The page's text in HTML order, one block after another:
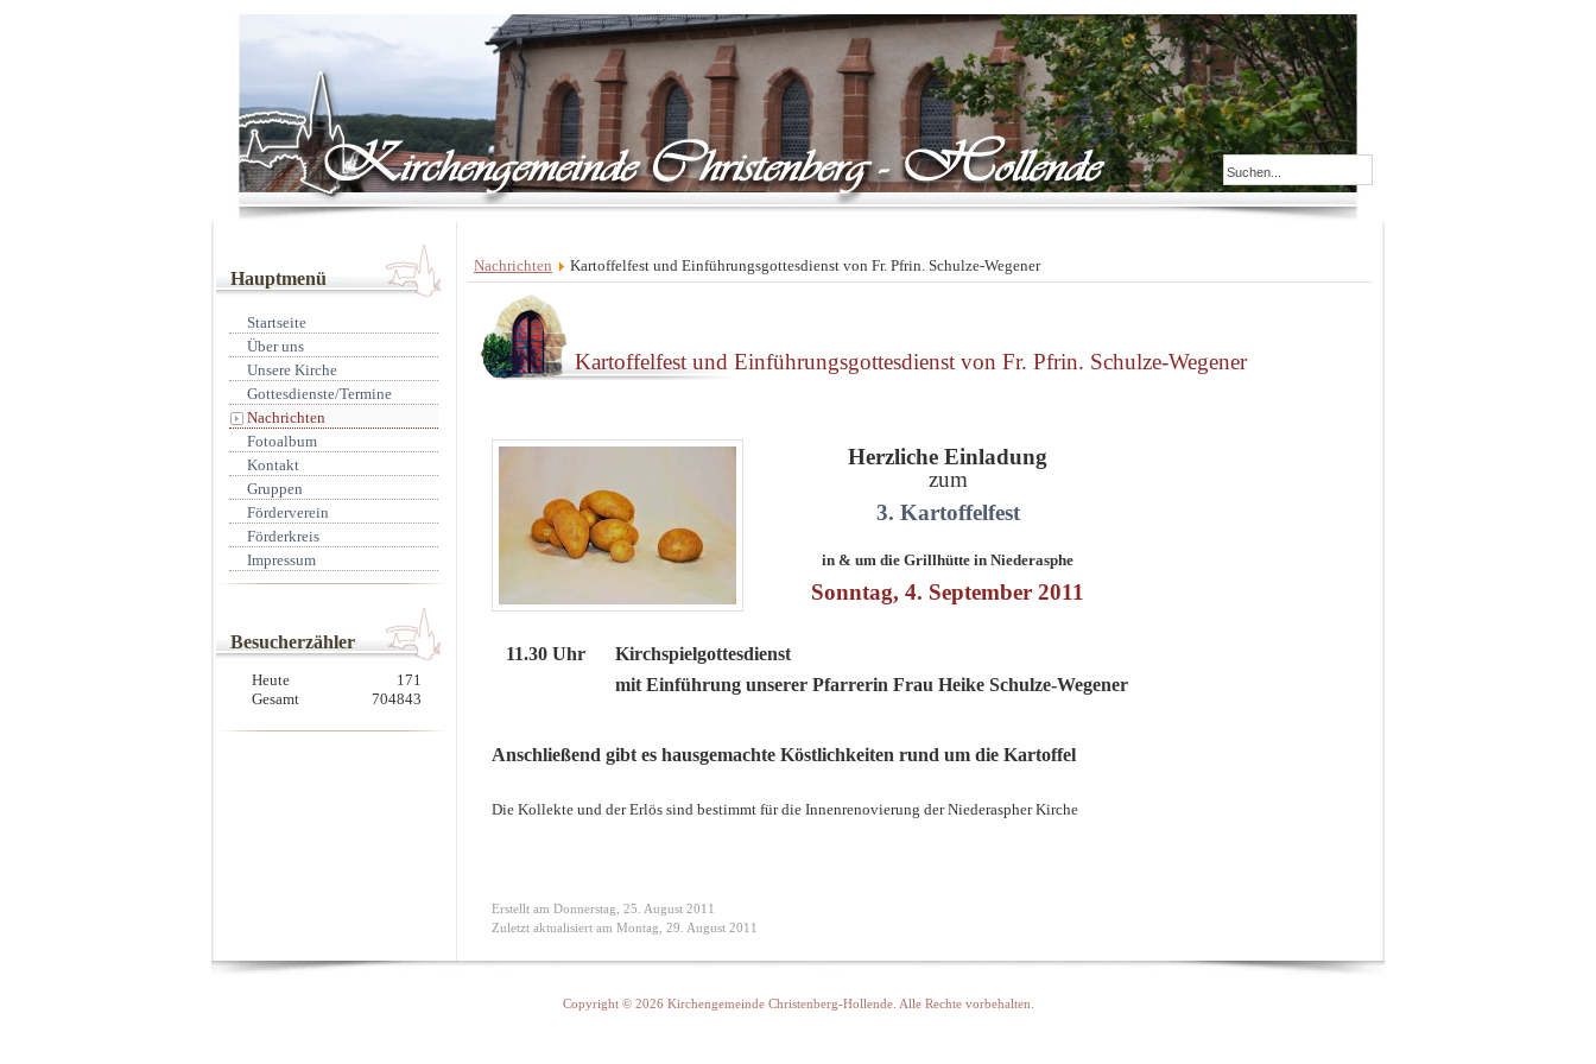
Hauptmenü
Startseite
Über uns
Unsere Kirche
Gottesdienste/Termine
Nachrichten
Fotoalbum
Kontakt
Gruppen
Förderverein
Förderkreis
Impressum
Besucherzähler
Heute
171
Gesamt
704843
Nachrichten Kartoffelfest und Einführungsgottesdienst von Fr. Pfrin. Schulze-Wegener
Kartoffelfest und Einführungsgottesdienst von Fr. Pfrin. Schulze-Wegener
Herzliche Einladung
zum
3. Kartoffelfest
in & um die Grillhütte in Niederasphe
Sonntag, 4. September 2011
11.30 Uhr
Kirchspielgottesdienst
mit Einführung unserer Pfarrerin Frau Heike Schulze-Wegener
Anschließend gibt es hausgemachte Köstlichkeiten rund um die Kartoffel
Die Kollekte und der Erlös sind bestimmt für die Innenrenovierung der Niederaspher Kirche
Erstellt am Donnerstag, 25. August 2011
Zuletzt aktualisiert am Montag, 29. August 2011
Copyright © 2026 Kirchengemeinde Christenberg-Hollende. Alle Rechte vorbehalten.